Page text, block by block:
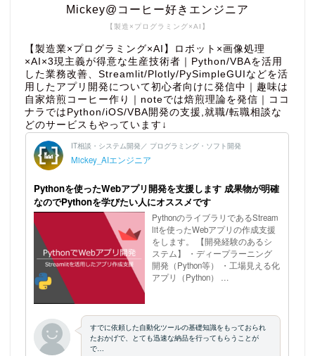
【製造×プログラミング×AI】
Mickey@コーヒー好きエンジニア
【製造業×プログラミング×AI】ロボット×画像処理
×AI×3現主義が得意な生産技術者｜Python/VBAを活用
した業務改善、Streamlit/Plotly/PySimpleGUIなどを活
用したアプリ開発について初心者向けに発信中｜趣味は
自家焙煎コーヒー作り｜noteでは焙煎理論を発信｜ココ
ナラではPython/iOS/VBA開発の支援,就職/転職相談な
どのサービスもやっています↓